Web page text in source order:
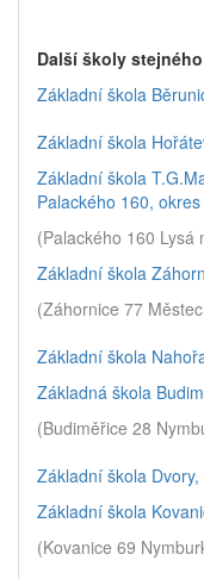
Další školy
Základní škola
Základní škola
Základní škola
Palackého 160,
(Palackého 160 Lysá
Základní škola
(Záhornice 77
Základní škola
Základná škola
(Budiměřice 28
Základní škola
Základní škola
(Kovanice 69